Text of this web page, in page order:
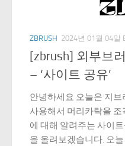
ZBRUSH 2024년 01월 04일
[zbrush] 외부브
– ‘사이트 공유’
안녕하세요 오늘은 지
사용해서 머리카락을
에 대해 알려주는 사이
을 올려보겠습니다. 오